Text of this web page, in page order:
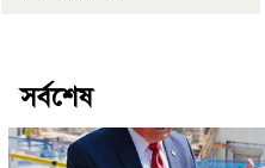
সর্বশেষ